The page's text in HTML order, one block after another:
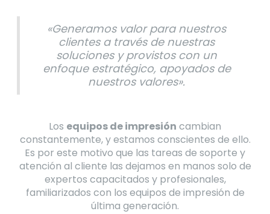
«Generamos valor para nuestros
clientes a través de nuestras
soluciones y provistos con un
enfoque estratégico, apoyados de
nuestros valores».
Los equipos de impresión cambian
constantemente, y estamos conscientes de ello.
Es por este motivo que las tareas de soporte y
atención al cliente las dejamos en manos solo de
expertos capacitados y profesionales,
familiarizados con los equipos de impresión de
última generación.